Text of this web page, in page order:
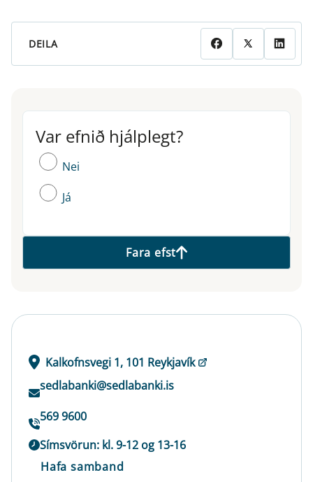
DEILA
Var efnið hjálplegt?
Var efnið hjálplegt?
Nei
Já
Fara efst
Kalkofnsvegi 1, 101 Reykjavík
sedlabanki@sedlabanki.is
569 9600
Símsvörun: kl. 9-12 og 13-16
Hafa samband